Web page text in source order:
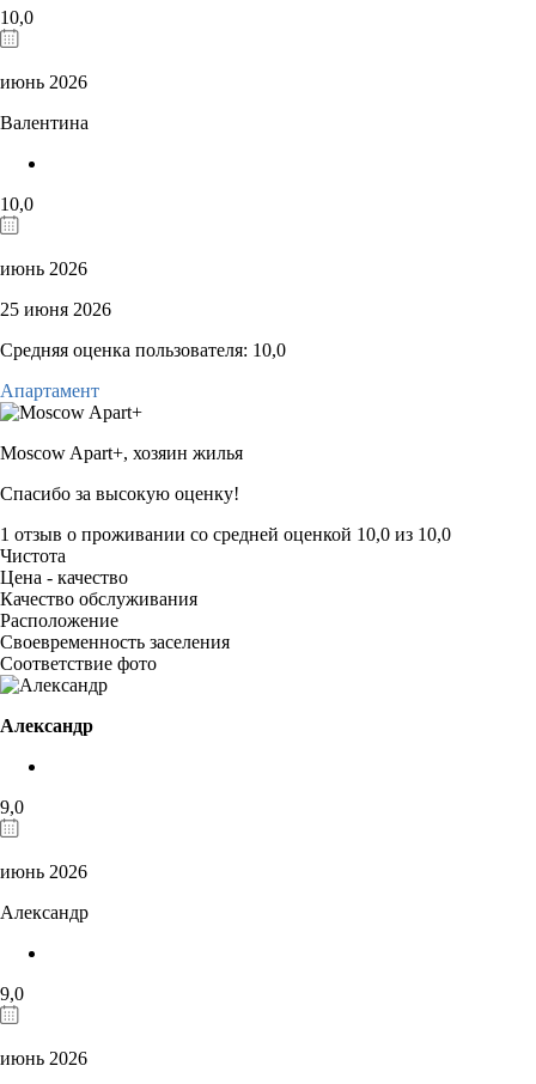
10,0
июнь 2026
Валентина
10,0
июнь 2026
25 июня 2026
Средняя оценка пользователя: 10,0
Апартамент
Moscow Apart+, хозяин жилья
Спасибо за высокую оценку!
1 отзыв о проживании со средней оценкой 10,0 из 10,0
Чистота
Цена - качество
Качество обслуживания
Расположение
Своевременность заселения
Соответствие фото
Александр
9,0
июнь 2026
Александр
9,0
июнь 2026